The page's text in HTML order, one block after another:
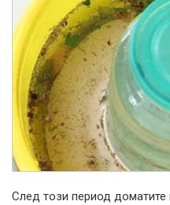
След този период